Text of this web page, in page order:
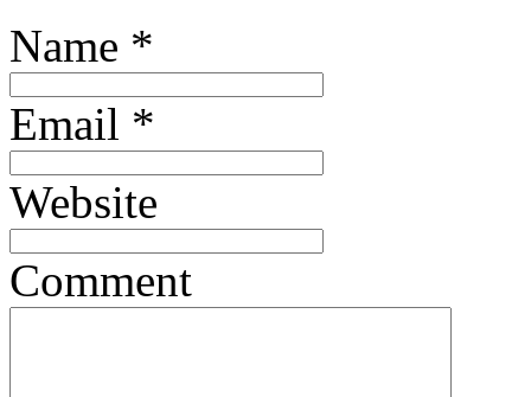
Name *
Email *
Website
Comment